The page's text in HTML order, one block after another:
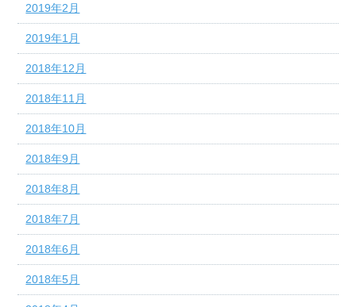
2019年2月
2019年1月
2018年12月
2018年11月
2018年10月
2018年9月
2018年8月
2018年7月
2018年6月
2018年5月